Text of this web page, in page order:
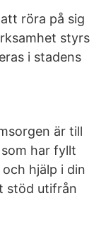
röra på sig
styrs
i stadens
är till
har fyllt
hjälp i din
stöd utifrån